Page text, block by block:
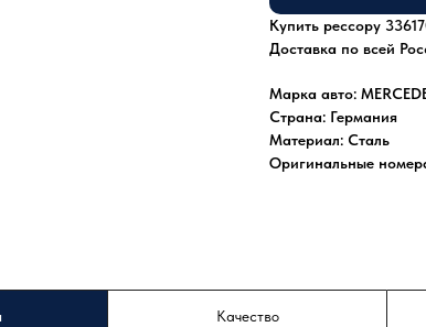
Купить рессору
Доставка по всей
Марка авто:
Страна: Германия
Материал: Сталь
Оригинальные
Качество